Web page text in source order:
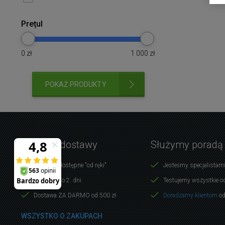
Prețul
0 zł 1 000 zł
POKAŻ PRODUKTY
Warunki dostawy
Produkty dostępne "od ręki"
Dostawa do 2. dni
Dostawa ZA DARMO od 500 zł
WSZYSTKO O ZAKUPACH
Służymy poradą
Jesteśmy
Testujemy wszystkie
Doradzamy klientom